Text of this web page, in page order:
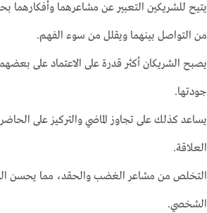
يتيح للشريكين التعبير عن مشاعرهما
من التواصل بينهما ويقلل من سوء الفهم.
يصبح الشريكان أكثر قدرة على الاعتماد على
جودتها.
يساعد كذلك على تجاوز الماضي والتركيز على
العلاقة.
التخلص من مشاعر الغضب والحقد، مما يحسن
الشخصي.